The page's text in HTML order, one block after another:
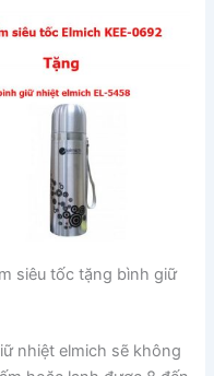
siêu tốc tặng bình giữ
nhiệt elmich sẽ không